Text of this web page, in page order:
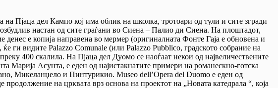
Пјаца дел Кампо кој има облик на школка, тротоари од тули и сите згради
настан од сите граѓани во Сиена – Палио ди Сиена. На плоштадот,
е копија направена во мермер (оригиналната Фонте Гаја е обновена и
ги видите Palazzo Comunale (или Palazzo Pubblico, градското собрание на
400 скалила. На Пјаца дел Дуомо се наоѓаат некои од највеличествените
Марија Асунта, е еден од најистакнатите примери на романескно-готска
Микеланџело и Пинтурикио. Museo dell’Opera del Duomo е еден од
на црквата врз основа на проектот на „Новата катедрала “, која